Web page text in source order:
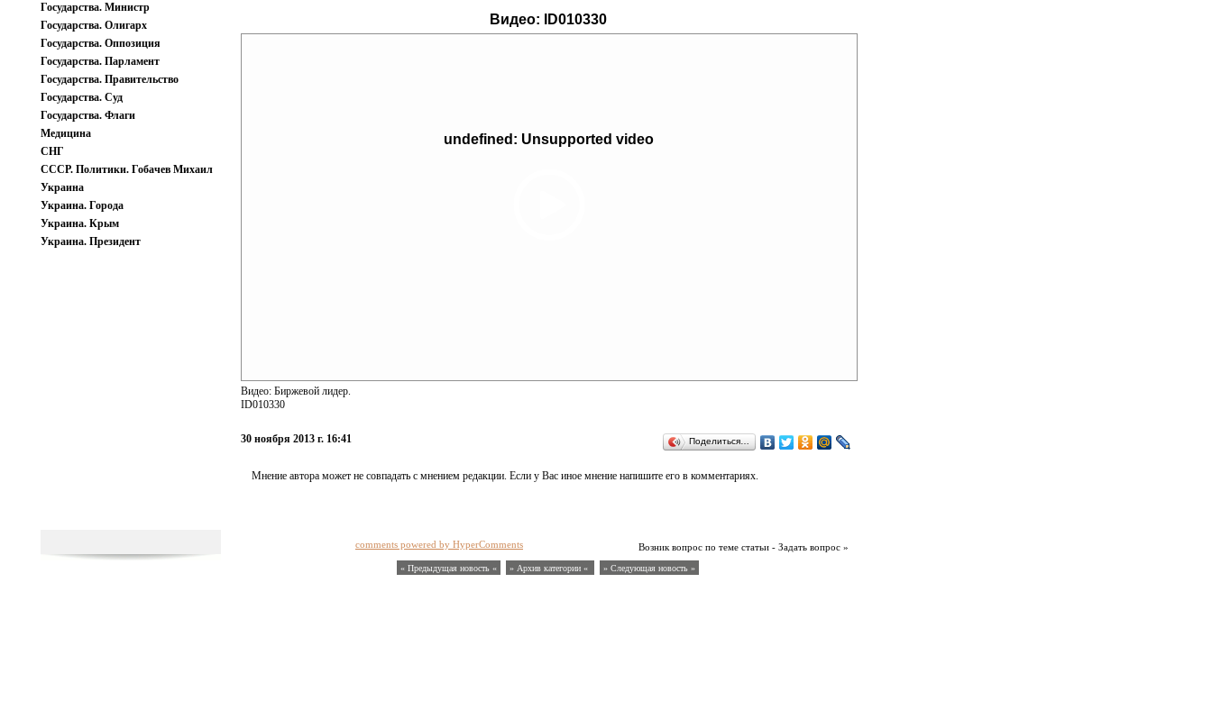
Государства. Министр
Государства. Олигарх
Государства. Оппозиция
Государства. Парламент
Государства. Правительство
Государства. Суд
Государства. Флаги
Медицина
СНГ
СССР. Политики. Гобачев Михаил
Украина
Украина. Города
Украина. Крым
Украина. Президент
Видео: ID010330
undefined: Unsupported video
Видео: Биржевой лидер.
ID010330
30 ноября 2013 г. 16:41 Поделиться…
Мнение автора может не совпадать с мнением редакции. Если у Вас иное мнение напишите его в комментариях.
Возник вопрос по теме статьи - Задать вопрос »
comments powered by HyperComments
« Предыдущая новость « » Архив категории « » Следующая новость »